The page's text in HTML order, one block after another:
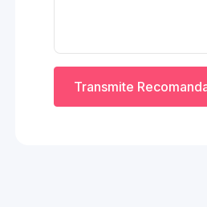
Transmite